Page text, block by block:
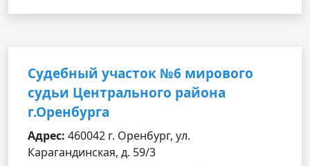
Судебный участок №6 мирового
судьи Центрального района
г.Оренбурга
Адрес: 460042 г. Оренбург, ул.
Карагандинская, д. 59/3